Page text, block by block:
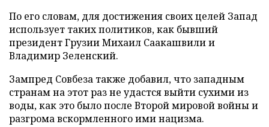
По его словам, для достижения своих целей Запад
использует таких политиков, как бывший
президент Грузии Михаил Саакашвили и
Владимир Зеленский.
Зампред Совбеза также добавил, что западным
странам на этот раз не удастся выйти сухими из
воды, как это было после Второй мировой войны и
разгрома вскормленного ими нацизма.